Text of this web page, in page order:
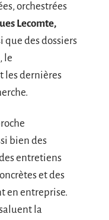
orchestrées
Lecomte,
que des dossiers
, le
les dernières
bien des
entretiens
et des
en entreprise.
la